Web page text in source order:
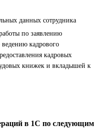
данных сотрудника
по заявлению
кадрового
кадровых
книжек и вкладышей к
в 1С по следующим